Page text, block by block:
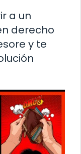
a un
derecho
y te